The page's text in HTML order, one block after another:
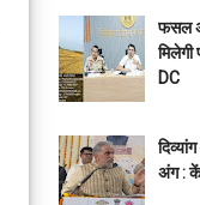
फसल
DC
अंग :